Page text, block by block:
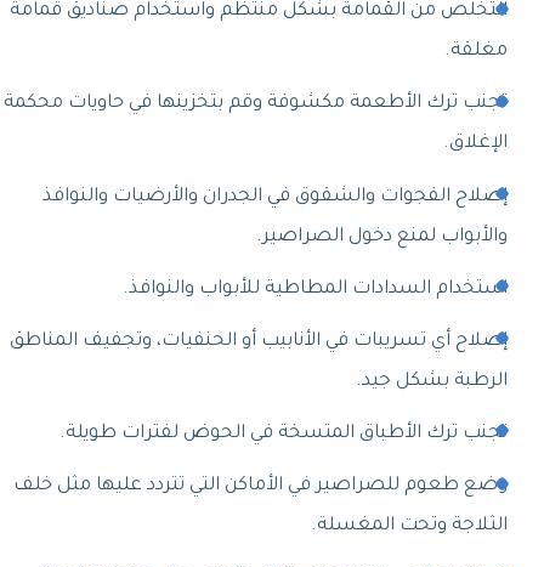
التخلص من القمامة بشكل منتظم واستخدام صناديق قمامة
مغلقة.
تجنب ترك الأطعمة مكشوفة وقم بتخزينها في حاويات محكمة
الإغلاق.
إصلاح الفجوات والشقوق في الجدران والأرضيات والنوافذ
والأبواب لمنع دخول الصراصير.
استخدام السدادات المطاطية للأبواب والنوافذ.
إصلاح أي تسريبات في الأنابيب أو الحنفيات، وتجفيف المناطق
الرطبة بشكل جيد.
تجنب ترك الأطباق المتسخة في الحوض لفترات طويلة.
وضع طعوم للصراصير في الأماكن التي تتردد عليها مثل خلف
الثلاجة وتحت المغسلة.